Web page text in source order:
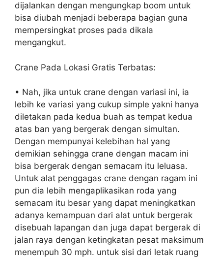
dijalankan dengan mengungkap boom untuk
bisa diubah menjadi beberapa bagian guna
mempersingkat proses pada dikala
mengangkut.
Crane Pada Lokasi Gratis Terbatas:
• Nah, jika untuk crane dengan variasi ini, ia
lebih ke variasi yang cukup simple yakni hanya
diletakan pada kedua buah as tempat kedua
atas ban yang bergerak dengan simultan.
Dengan mempunyai kelebihan hal yang
demikian sehingga crane dengan macam ini
bisa bergerak dengan semacam itu leluasa.
Untuk alat penggagas crane dengan ragam ini
pun dia lebih mengaplikasikan roda yang
semacam itu besar yang dapat meningkatkan
adanya kemampuan dari alat untuk bergerak
disebuah lapangan dan juga dapat bergerak di
jalan raya dengan ketingkatan pesat maksimum
menempuh 30 mph. untuk sisi dari letak ruang